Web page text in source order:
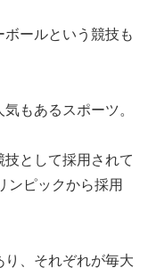
ールという競技も
もあるスポーツ。
として採用されて
ンピックから採用
り、それぞれが毎大